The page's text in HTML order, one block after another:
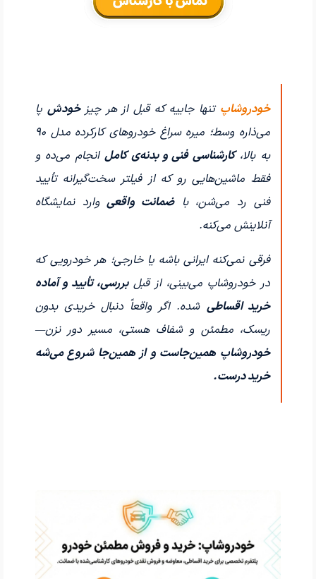
خودروشاپ تنها جاییه که قبل از هر چیزخودش پا
می‌ذاره وسط؛ میره سراغ خودروهای کارکرده مدل ۹۰
به بالا،کارشناسی فنی و بدنه‌ی کاملانجام می‌ده و
فقط ماشین‌هایی رو که از فیلتر سخت‌گیرانه تأیید
فنی رد می‌شن، باضمانت واقعیوارد نمایشگاه
آنلاینش می‌کنه.
فرقی نمی‌کنه ایرانی باشه یا خارجی؛ هر خودرویی که
در خودروشاپ می‌بینی، از قبلبررسی، تأیید و آماده
خرید اقساطی شده. اگر واقعاً دنبال خریدی بدون
ریسک، مطمئن و شفاف هستی، مسیر دور نزن—
خودروشاپ همین‌جاست و از همین‌جا شروع می‌شه
خرید درست.